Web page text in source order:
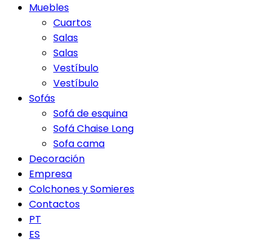
Muebles
Cuartos
Salas
Salas
Vestíbulo
Vestíbulo
Sofás
Sofá de esquina
Sofá Chaise Long
Sofa cama
Decoración
Empresa
Colchones y Somieres
Contactos
PT
ES